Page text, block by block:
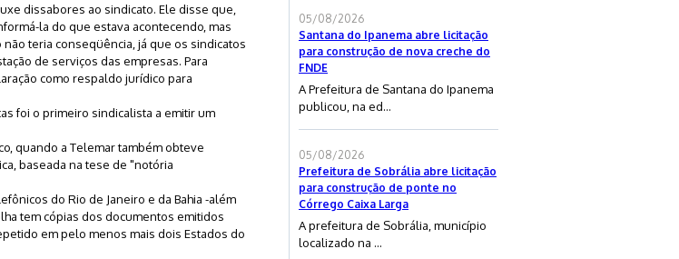
dissabores ao sindicato. Ele disse que,
la do que estava acontecendo, mas
teria conseqüência, já que os sindicatos
de serviços das empresas. Para
como respaldo jurídico para
foi o primeiro sindicalista a emitir um
quando a Telemar também obteve
baseada na tese de "notória
do Rio de Janeiro e da Bahia -além
tem cópias dos documentos emitidos
em pelo menos mais dois Estados do
05/08/2026
Santana do Ipanema abre licitação
para construção de nova creche do
FNDE
A Prefeitura de Santana do Ipanema
publicou, na ed...
05/08/2026
Prefeitura de Sobrália abre licitação
para construção de ponte no
Córrego Caixa Larga
A prefeitura de Sobrália, município
localizado na ...